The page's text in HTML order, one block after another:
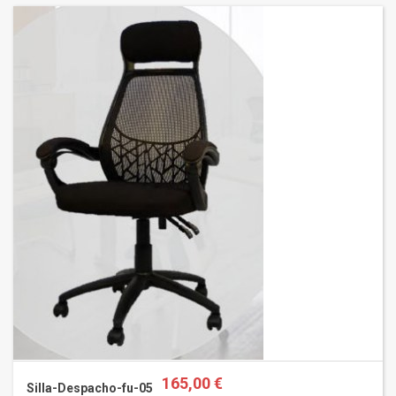
Silla-Despacho-fu-05 165,00 €